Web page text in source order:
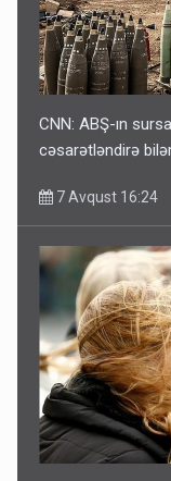
CNN: ABŞ-ın
cəsarətləndirə
7 Avqust 16:24